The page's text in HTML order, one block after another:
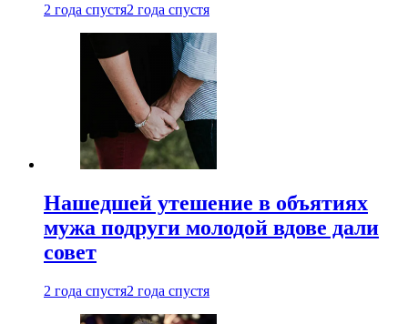
2 года спустя2 года спустя
Нашедшей утешение в объятиях
мужа подруги молодой вдове дали
совет
2 года спустя2 года спустя